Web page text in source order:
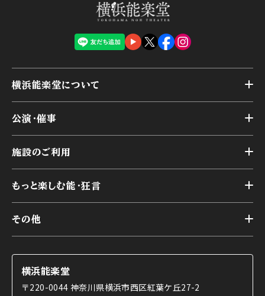
横浜能楽堂について
横浜能楽堂が取り組んだ事業
能舞台の歴史と特徴
様々なお客様に向けて
本舞台座席
交通アクセス
公演・催事
アーカイブ
施設のご利用
第二舞台
研修室
楽屋
ご利用の流れ
利用料金表
もっと楽しむ能・狂言
能舞台と演じ手
使用する道具
その他
コラム
OTABISHO
横浜能楽堂
〒220-0044 神奈川県横浜市西区紅葉ケ丘27-2